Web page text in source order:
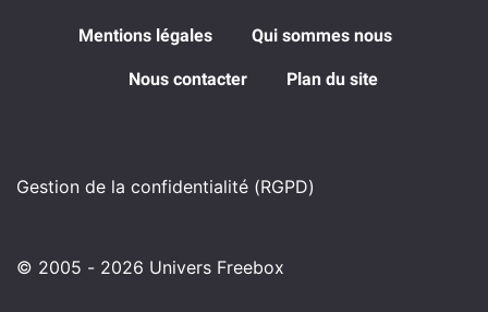
Mentions légales Qui sommes nous
Nous contacter Plan du site
Gestion de la confidentialité (RGPD)
© 2005 - 2026 Univers Freebox